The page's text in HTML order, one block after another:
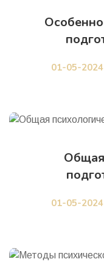
01-05-
Общая
01-05-